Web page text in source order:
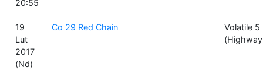
20:55
19
Lut
2017
(Nd)
Co 29 Red Chain
Volatile 5